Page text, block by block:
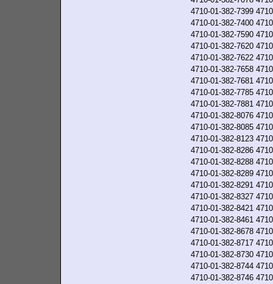
4710-01-382-7399
4710-01-382-7400
4710-01-382-7590
4710-01-382-7620
4710-01-382-7622
4710-01-382-7658
4710-01-382-7681
4710-01-382-7785
4710-01-382-7881
4710-01-382-8076
4710-01-382-8085
4710-01-382-8123
4710-01-382-8286
4710-01-382-8288
4710-01-382-8289
4710-01-382-8291
4710-01-382-8327
4710-01-382-8421
4710-01-382-8461
4710-01-382-8678
4710-01-382-8717
4710-01-382-8730
4710-01-382-8744
4710-01-382-8746